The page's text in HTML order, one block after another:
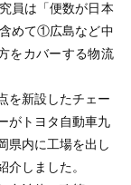
員は「便数が日本
めて①広島など中
をカバーする物流
を新設したチェー
がトヨタ自動車九
県内に工場を出し
しました。